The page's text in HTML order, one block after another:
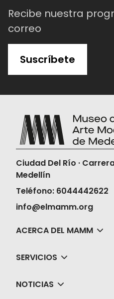
Recibe nuestra
correo
Suscríbete
Ciudad Del Río ·
Medellín
Teléfono: 6044442622
info@elmamm.org
ACERCA DEL MAMM
SERVICIOS
NOTICIAS